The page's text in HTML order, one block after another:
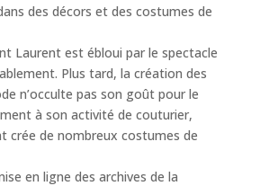
des décors et des costumes de
Laurent est ébloui par le spectacle
Plus tard, la création des
n’occulte pas son goût pour le
à son activité de couturier,
crée de nombreux costumes de
en ligne des archives de la